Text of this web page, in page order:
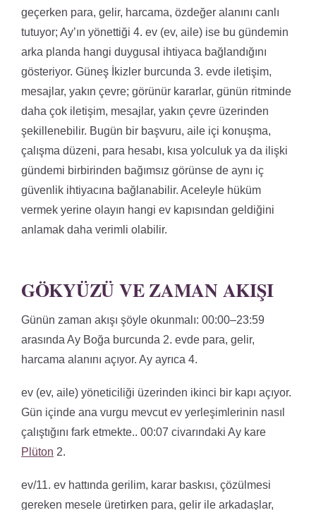
geçerken para, gelir, harcama, özdeğer alanını canlı
tutuyor; Ay’ın yönettiği 4. ev (ev, aile) ise bu gündemin
arka planda hangi duygusal ihtiyaca bağlandığını
gösteriyor. Güneş İkizler burcunda 3. evde iletişim,
mesajlar, yakın çevre; görünür kararlar, günün ritminde
daha çok iletişim, mesajlar, yakın çevre üzerinden
şekillenebilir. Bugün bir başvuru, aile içi konuşma,
çalışma düzeni, para hesabı, kısa yolculuk ya da ilişki
gündemi birbirinden bağımsız görünse de aynı iç
güvenlik ihtiyacına bağlanabilir. Aceleyle hüküm
vermek yerine olayın hangi ev kapısından geldiğini
anlamak daha verimli olabilir.
GÖKYÜZÜ VE ZAMAN AKIŞI
Günün zaman akışı şöyle okunmalı: 00:00–23:59
arasında Ay Boğa burcunda 2. evde para, gelir,
harcama alanını açıyor. Ay ayrıca 4.
ev (ev, aile) yöneticiliği üzerinden ikinci bir kapı açıyor.
Gün içinde ana vurgu mevcut ev yerleşimlerinin nasıl
çalıştığını fark etmekte.. 00:07 civarındaki Ay kare
Plüton 2.
ev/11. ev hattında gerilim, karar baskısı, çözülmesi
gereken mesele üretirken para, gelir ile arkadaşlar,